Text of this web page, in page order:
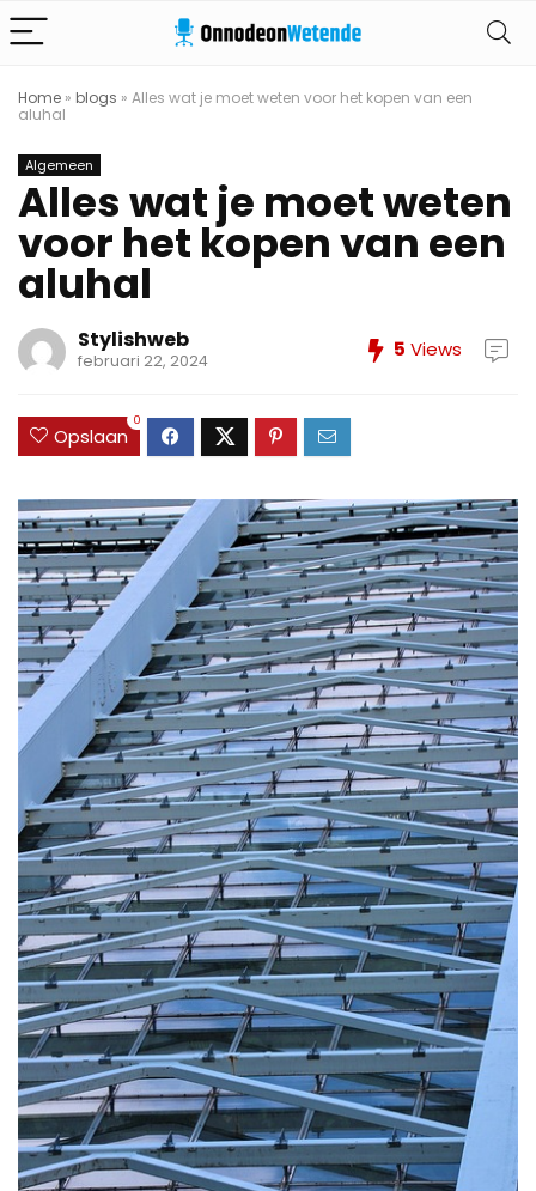
Home » blogs » Alles wat je moet weten voor het kopen van een
aluhal
Algemeen
Alles wat je moet weten
voor het kopen van een
aluhal
Stylishweb
februari 22, 2024 5 Views
Opslaan
0